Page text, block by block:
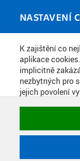
NASTAVENÍ
K zajištění co
aplikace
implicitně
nezbytných pro
jejich povolení
zakázat,
kategorie.
kdykoli změnit.